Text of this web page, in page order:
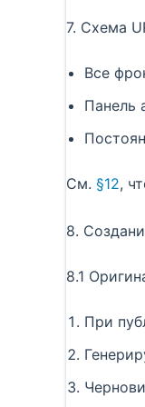
7. Схема
Все
Панель
См. §12,
8.
8.1
При